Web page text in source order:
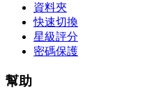
資料夾
快速切換
星級評分
密碼保護
幫助